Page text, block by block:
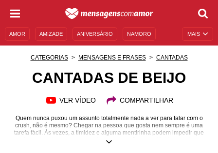
MAIS
AMOR AMIZADE ANIVERSÁRIO NAMORO
CATEGORIAS MENSAGENS E FRASES CANTADAS
CANTADAS DE BEIJO
VER VÍDEO COMPARTILHAR
Quem nunca puxou um assunto totalmente nada a ver para falar com o
crush, não é mesmo? Chegar na pessoa que gosta nem sempre é uma
tarefa fácil. Às vezes, a timidez e alguma mentirinha podem impedir que
um lance legal se desenvolva. As cantadas são, sem dúvida, uma forma